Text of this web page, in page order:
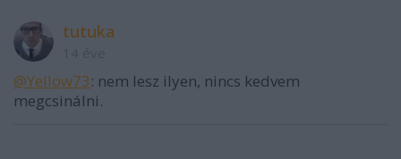
tutuka
@Yellow73: nem lesz ilyen, nincs kedvem
megcsinálni.